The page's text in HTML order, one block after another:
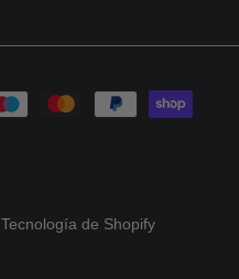
Tecnología de Shopify